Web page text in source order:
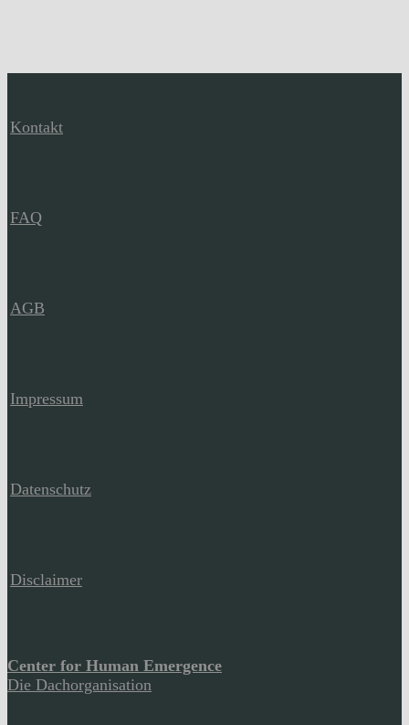
Kontakt
FAQ
AGB
Impressum
Datenschutz
Disclaimer
Center for Human Emergence
Die Dachorganisation